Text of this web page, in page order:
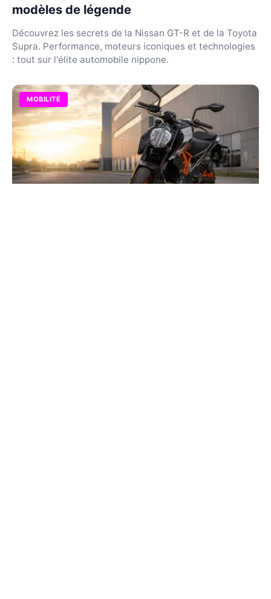
modèles de légende
Découvrez les secrets de la Nissan GT-R et de la Toyota
Supra. Performance, moteurs iconiques et technologies
: tout sur l'élite automobile nippone.
MOBILITÉ